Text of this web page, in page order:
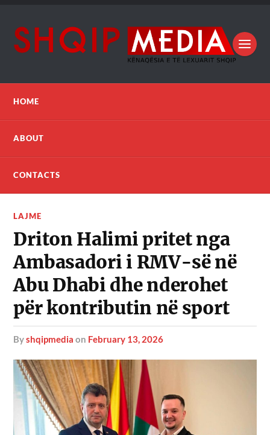
HOME
ABOUT
CONTACTS
LAJME
Driton Halimi pritet nga
Ambasadori i RMV-së në
Abu Dhabi dhe nderohet
për kontributin në sport
byshqipmedia on February 13, 2026